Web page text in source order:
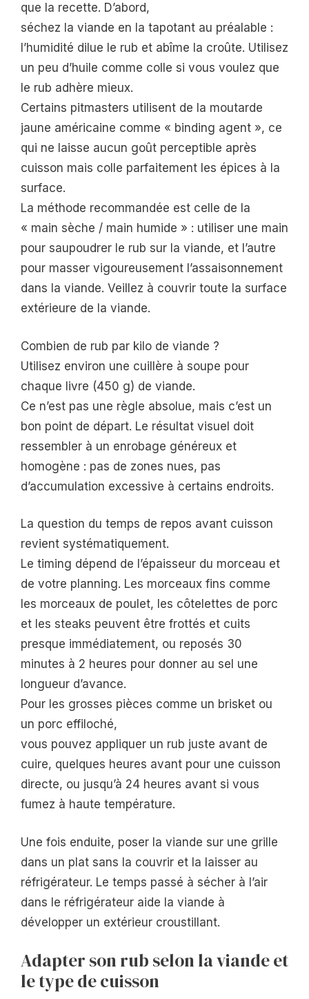
que la recette. D’abord,
séchez la viande en la tapotant au préalable :
l’humidité dilue le rub et abîme la croûte. Utilisez
un peu d’huile comme colle si vous voulez que
le rub adhère mieux.
Certains pitmasters utilisent de la moutarde
jaune américaine comme « binding agent », ce
qui ne laisse aucun goût perceptible après
cuisson mais colle parfaitement les épices à la
surface.
La méthode recommandée est celle de la
« main sèche / main humide » : utiliser une main
pour saupoudrer le rub sur la viande, et l’autre
pour masser vigoureusement l’assaisonnement
dans la viande. Veillez à couvrir toute la surface
extérieure de la viande.
Combien de rub par kilo de viande ?
Utilisez environ une cuillère à soupe pour
chaque livre (450 g) de viande.
Ce n’est pas une règle absolue, mais c’est un
bon point de départ. Le résultat visuel doit
ressembler à un enrobage généreux et
homogène : pas de zones nues, pas
d’accumulation excessive à certains endroits.
La question du temps de repos avant cuisson
revient systématiquement.
Le timing dépend de l’épaisseur du morceau et
de votre planning. Les morceaux fins comme
les morceaux de poulet, les côtelettes de porc
et les steaks peuvent être frottés et cuits
presque immédiatement, ou reposés 30
minutes à 2 heures pour donner au sel une
longueur d’avance.
Pour les grosses pièces comme un brisket ou
un porc effiloché,
vous pouvez appliquer un rub juste avant de
cuire, quelques heures avant pour une cuisson
directe, ou jusqu’à 24 heures avant si vous
fumez à haute température.
Une fois enduite, poser la viande sur une grille
dans un plat sans la couvrir et la laisser au
réfrigérateur. Le temps passé à sécher à l’air
dans le réfrigérateur aide la viande à
développer un extérieur croustillant.
Adapter son rub selon la viande et
le type de cuisson